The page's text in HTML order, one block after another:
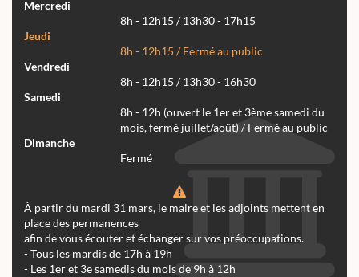
Mercredi
8h - 12h15 / 13h30 - 17h15
Jeudi
8h - 12h15 / Fermé au public
Vendredi
8h - 12h15 / 13h30 - 16h30
Samedi
8h - 12h (ouvert le 1er et 3ème samedi du
mois, fermé juillet/août) / Fermé au public
Dimanche
Fermé
À partir du mardi 31 mars, le maire et les adjoints mettent en
place des permanences
afin de vous écouter et échanger sur vos préoccupations.
- Tous les mardis de 17h à 19h
- Les 1er et 3e samedis du mois de 9h à 12h